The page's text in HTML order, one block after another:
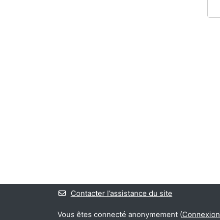
Contacter l’assistance du site
Vous êtes connecté anonymement (Connexion